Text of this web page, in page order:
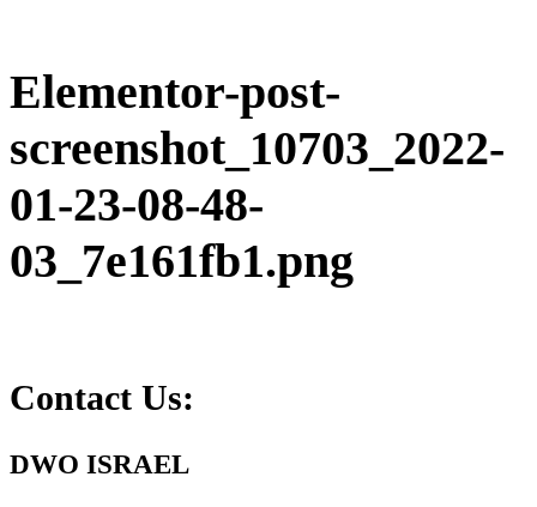
Elementor-post-
screenshot_10703_2022-
01-23-08-48-
03_7e161fb1.png
Contact Us:
DWO ISRAEL